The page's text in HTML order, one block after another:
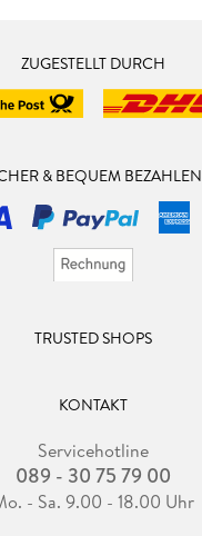
ZUGESTELLT DURCH
& BEQUEM BEZAHLEN
TRUSTED SHOPS
KONTAKT
Servicehotline
089 - 30 75 79 00
- Sa. 9.00 - 18.00 Uhr